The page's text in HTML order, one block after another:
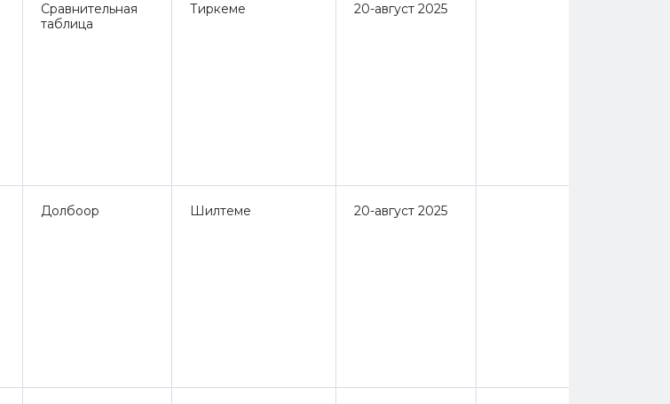
Сравнительная
таблица
Тиркеме 20-август 2025
Долбоор Шилтеме 20-август 2025